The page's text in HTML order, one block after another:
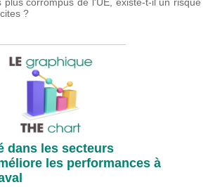
?
dans les secteurs
les performances à